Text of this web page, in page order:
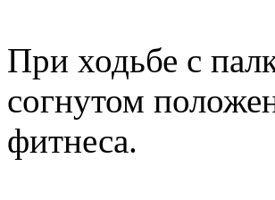
При ходьбе с
согнутом
фитнеса.